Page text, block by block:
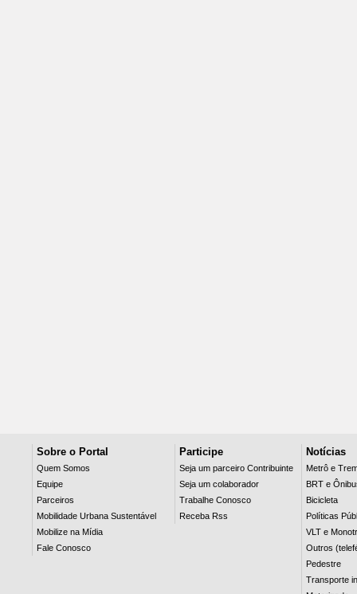
Sobre o Portal
Quem Somos
Equipe
Parceiros
Mobilidade Urbana Sustentável
Mobilize na Mídia
Fale Conosco
Participe
Seja um parceiro Contribuinte
Seja um colaborador
Trabalhe Conosco
Receba Rss
Notícias
Metrô e
BRT e
Bicicleta
Políticas
VLT e
Outros
Pedestre
Transporte